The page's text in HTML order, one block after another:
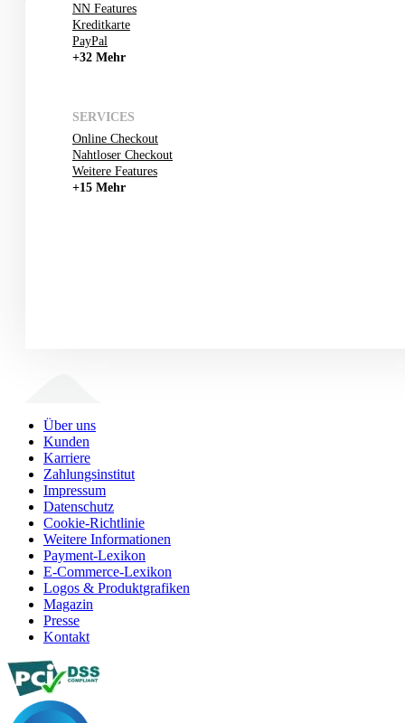
NN Features
Kreditkarte
PayPal
+32 Mehr
SERVICES
Online Checkout
Nahtloser Checkout
Weitere Features
+15 Mehr
Über uns
Kunden
Karriere
Zahlungsinstitut
Impressum
Datenschutz
Cookie-Richtlinie
Weitere Informationen
Payment-Lexikon
E-Commerce-Lexikon
Logos & Produktgrafiken
Magazin
Presse
Kontakt